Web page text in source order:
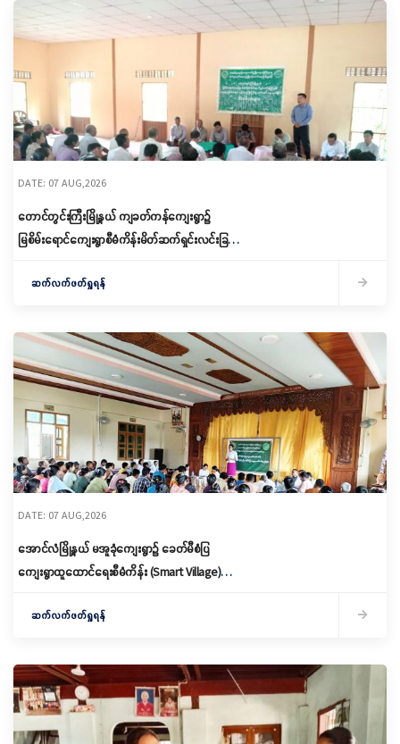
DATE: 07 AUG,2026
တောင်တွင်းကြီးမြို့နယ် ကျခတ်ကန်ကျေးရွာ၌
မြစိမ်းရောင်ကျေးရွာစီမံကိန်းမိတ်ဆက်ရှင်းလင်းခြင်း
ဆက်လက်ဖတ်ရှုရန်
DATE: 07 AUG,2026
အောင်လံမြို့နယ် မအူခုံကျေးရွာ၌ ခေတ်မီစံပြ
ကျေးရွာထူထောင်ရေးစီမံကိန်း (Smart Village)
ဆက်လက်ဖတ်ရှုရန်